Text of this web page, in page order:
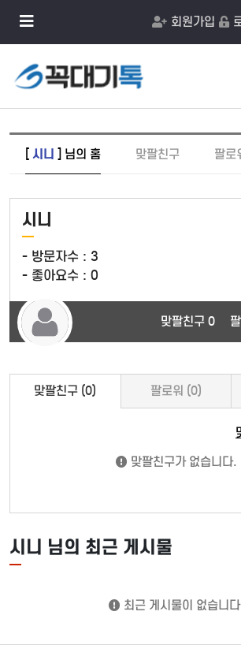
메
튼
회원가입
[ 시니 ] 님의 홈 맞팔친구 팔로
시니
- 방문자수 : 3
- 좋아요수 : 0
맞팔친구 0
맞팔친구 (0) 팔로워 (0)
맞팔친구가 없습니다.
시니 님의 최근 게시물
최근 게시물이 없습니